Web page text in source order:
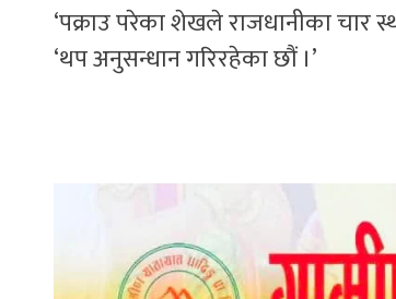
‘पक्राउ परेका शेखले राजधानीका चार
‘थप अनुसन्धान गरिरहेका छौं ।’